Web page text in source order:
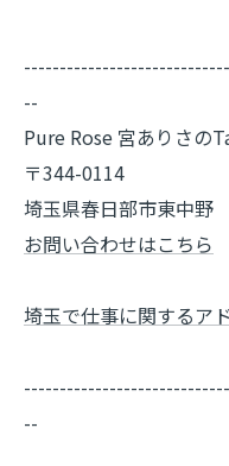
--
Pure Rose 宮ありさの
〒344-0114
埼玉県春日部市東中野
お問い合わせはこちら
埼玉で仕事に関するア
--